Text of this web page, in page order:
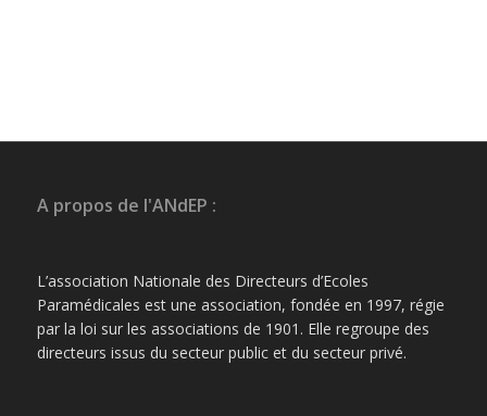
A propos de l'ANdEP :
L’association Nationale des Directeurs d’Ecoles
Paramédicales est une association, fondée en 1997, régie
par la loi sur les associations de 1901. Elle regroupe des
directeurs issus du secteur public et du secteur privé.